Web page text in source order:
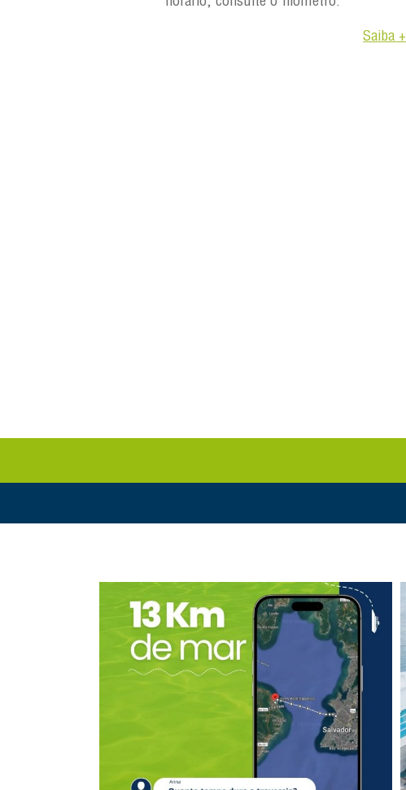
Saiba +